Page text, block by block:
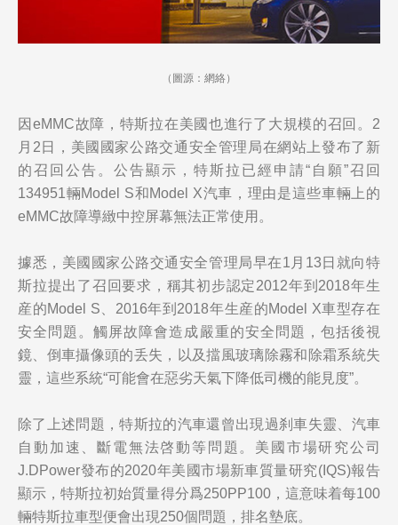
（圖源：網絡）
因eMMC故障，特斯拉在美國也進行了大規模的召回。2
月2日，美國國家公路交通安全管理局在網站上發布了新
的召回公告。公告顯示，特斯拉已經申請“自願”召回
134951輛Model S和Model X汽車，理由是這些車輛上的
eMMC故障導緻中控屏幕無法正常使用。
據悉，美國國家公路交通安全管理局早在1月13日就向特
斯拉提出了召回要求，稱其初步認定2012年到2018年生
産的Model S、2016年到2018年生産的Model X車型存在
安全問題。觸屏故障會造成嚴重的安全問題，包括後視
鏡、倒車攝像頭的丢失，以及擋風玻璃除霧和除霜系統失
靈，這些系統“可能會在惡劣天氣下降低司機的能見度”。
除了上述問題，特斯拉的汽車還曾出現過刹車失靈、汽車
自動加速、斷電無法啓動等問題。美國市場研究公司
J.DPower發布的2020年美國市場新車質量研究(IQS)報告
顯示，特斯拉初始質量得分爲250PP100，這意味着每100
輛特斯拉車型便會出現250個問題，排名墊底。